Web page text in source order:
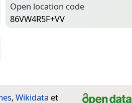
Open location code
86VW4R5F+VV
, Wikidata et